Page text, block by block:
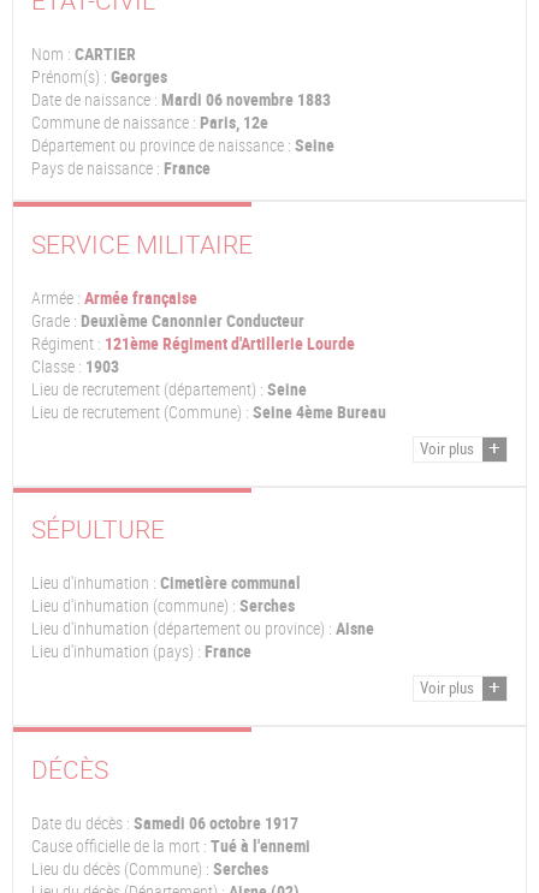
Nom : CARTIER
Prénom(s) : Georges
Date de naissance : Mardi 06 novembre 1883
Commune de naissance : Paris, 12e
Département ou province de naissance : Seine
Pays de naissance : France
SERVICE MILITAIRE
Armée : Armée française
Grade : Deuxième Canonnier Conducteur
Régiment : 121ème Régiment d'Artillerie Lourde
Classe : 1903
Lieu de recrutement (département) : Seine
Lieu de recrutement (Commune) : Seine 4ème Bureau
Voir plus
SÉPULTURE
Lieu d'inhumation : Cimetière communal
Lieu d'inhumation (commune) : Serches
Lieu d'inhumation (département ou province) : Aisne
Lieu d'inhumation (pays) : France
Voir plus
DÉCÈS
Date du décès : Samedi 06 octobre 1917
Cause officielle de la mort : Tué à l'ennemi
Lieu du décès (Commune) : Serches